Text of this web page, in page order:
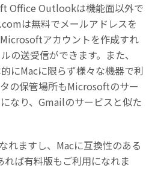
Office Outlookは機能面以外で
は無料でメールアドレスを
アカウントを作成すれ
の送受信ができます。また、
にMacに限らず様々な機器で利
の保管場所もMicrosoftのサー
なり、Gmailのサービスと似た
れますし、Macに互換性のある
ば有料版もご利用になれま